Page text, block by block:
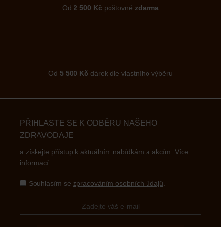
Od 2 500 Kč poštovné zdarma
Od 5 500 Kč dárek dle vlastního výběru
PŘIHLASTE SE K ODBĚRU NAŠEHO
ZDRAVODAJE
a získejte přístup k aktuálním nabídkám a akcím. Více
informací
Souhlasím se zpracováním osobních údajů